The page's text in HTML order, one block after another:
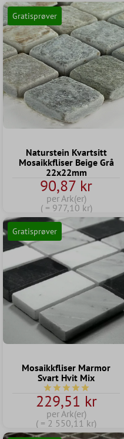
Gratisprøver
Naturstein Kvartsitt
Mosaikkfliser Beige Grå
22x22mm
90,87 kr
per Ark(er)
( = 977,10 kr)
Gratisprøver
Mosaikkfliser Marmor
Svart Hvit Mix
Gjennomsnittlig
229,51 kr
per Ark(er)
( = 2 550,11 kr)